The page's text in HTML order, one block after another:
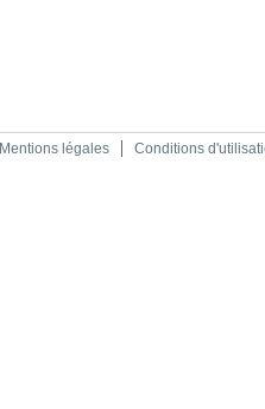
Mentions légales Conditions